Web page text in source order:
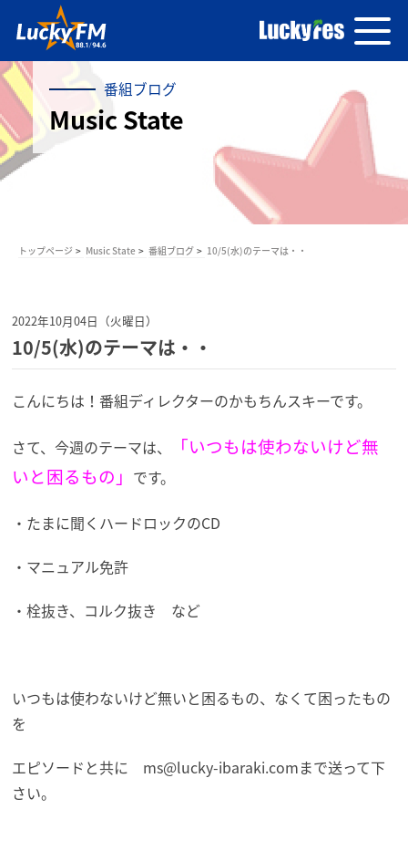
番組ブログ
Music State
トップページ Music State 番組ブログ 10/5(水)のテーマは・・
2022年10月04日（火曜日）
10/5(水)のテーマは・・
こんにちは！番組ディレクターのかもちんスキーです。
さて、今週のテーマは、
「いつもは使わないけど無
いと困るもの」 です。
・たまに聞くハードロックのCD
・マニュアル免許
・栓抜き、コルク抜き など
いつもは使わないけど無いと困るもの、なくて困ったもの
を
エピソードと共に
ms@lucky-ibaraki.comまで送って下
さい。